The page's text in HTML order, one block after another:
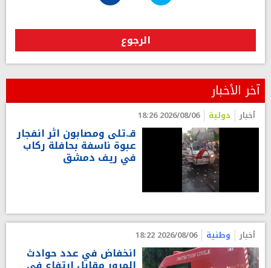
الرجوع
آخر الأخبار
أخبار دولية 2026/08/06 18:26
قـ.تلى ومصابون اثر انفجار
عبوة ناسفة بحافلة ركاب
في ريف دمشق
أخبار وطنية 2026/08/06 18:22
انخفاض في عدد حوادث